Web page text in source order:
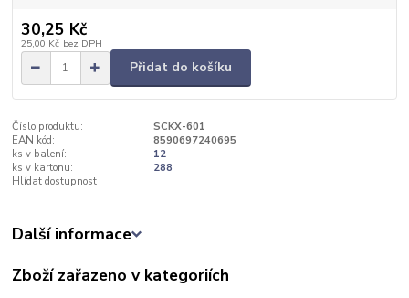
30,25 Kč
25,00 Kč bez DPH
Přidat do košíku
Číslo produktu:
SCKX-601
EAN kód:
8590697240695
ks v balení:
12
ks v kartonu:
288
Hlídat dostupnost
Další informace
Zboží zařazeno v kategoriích